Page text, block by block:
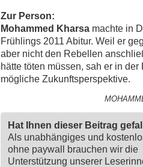
Zur Person:
Mohammed Kharsa machte in
Frühlings 2011 Abitur. Weil er
aber nicht den Rebellen
hätte töten müssen, sah er in
mögliche Zukunftsperspektive.
Hat Ihnen dieser Beitrag
Als unabhängiges und
ohne paywall brauchen wir die
Unterstützung unserer